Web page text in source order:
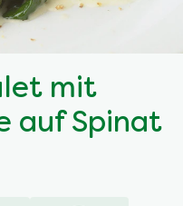
mit
auf Spinat